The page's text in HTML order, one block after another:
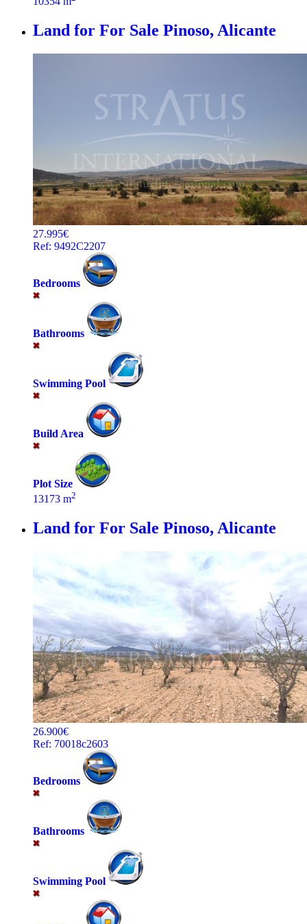
Land for For Sale Pinoso, Alicante
27.995€
Ref: 9492C2207
Bedrooms
Bathrooms
Swimming Pool
Build Area
Plot Size
13173 m2
Land for For Sale Pinoso, Alicante
26.900€
Ref: 70018c2603
Bedrooms
Bathrooms
Swimming Pool